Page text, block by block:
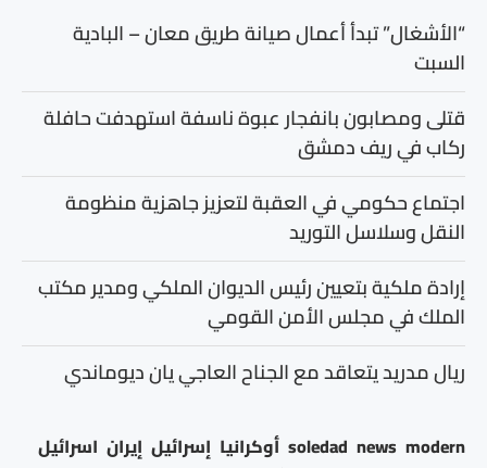
“الأشغال” تبدأ أعمال صيانة طريق معان – البادية
السبت
قتلى ومصابون بانفجار عبوة ناسفة استهدفت حافلة
ركاب في ريف دمشق
اجتماع حكومي في العقبة لتعزيز جاهزية منظومة
النقل وسلاسل التوريد
إرادة ملكية بتعيين رئيس الديوان الملكي ومدير مكتب
الملك في مجلس الأمن القومي
ريال مدريد يتعاقد مع الجناح العاجي يان ديوماندي
modern
news
soledad أوكرانيا إسرائيل إيران اسرائيل